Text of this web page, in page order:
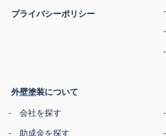
プライバシーポリシー
外壁塗装について
会社を探す
助成金を探す